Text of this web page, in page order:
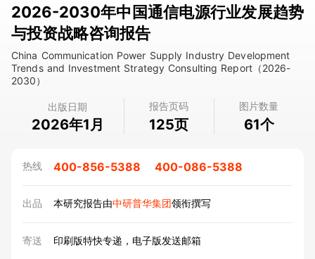
2026-2030年中国通信电源行业发展趋势
与投资战略咨询报告
China Communication Power Supply Industry Development
Trends and Investment Strategy Consulting Report（2026-
2030）
出版日期
2026年1月
报告页码
125页
图片数量
61个
热线 400-856-5388 400-086-5388
出品 本研究报告由中研普华集团领衔撰写
寄送 印刷版特快专递，电子版发送邮箱